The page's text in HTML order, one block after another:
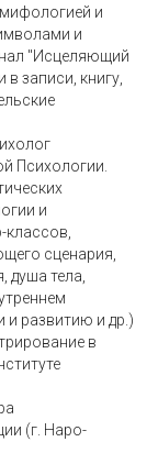
и
и
"Исцеляющий
записи, книгу,
Психологии.
и
классов,
сценария,
душа тела,
и развитию и др.)
в
(г. Наро-